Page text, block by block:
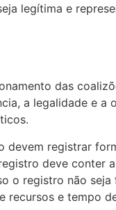
legítima e
das
a legalidade e a
devem registrar
deve conter
o registro não
recursos e tempo